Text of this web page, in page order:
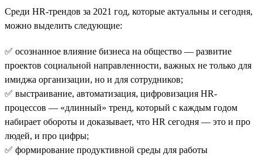
Среди HR-трендов за 2021 год, которые актуальны и сегодня,
можно выделить следующие:
✅ осознанное влияние бизнеса на общество — развитие
проектов социальной направленности, важных не только для
имиджа организации, но и для сотрудников;
✅ выстраивание, автоматизация, цифровизация HR-
процессов — «длинный» тренд, который с каждым годом
набирает обороты и доказывает, что HR сегодня — это и про
людей, и про цифры;
✅ формирование продуктивной среды для работы